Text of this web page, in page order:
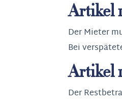
Artikel
Der Mieter
Bei
Artikel
Der